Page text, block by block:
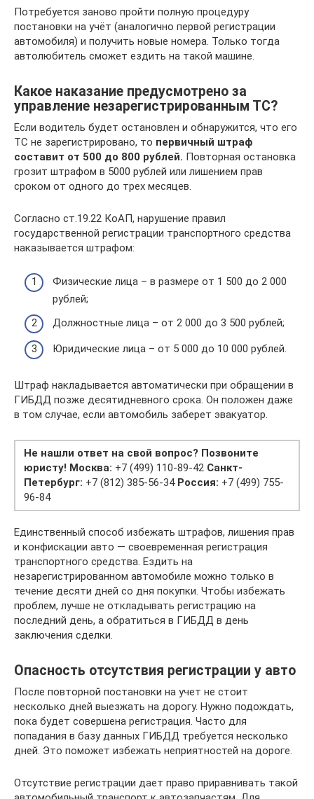
Потребуется заново пройти полную процедуру
постановки на учёт (аналогично первой регистрации
автомобиля) и получить новые номера. Только тогда
автолюбитель сможет ездить на такой машине.
Какое наказание предусмотрено за
управление незарегистрированным ТС?
Если водитель будет остановлен и обнаружится, что его
ТС не зарегистрировано, то первичный штраф
составит от 500 до 800 рублей. Повторная остановка
грозит штрафом в 5000 рублей или лишением прав
сроком от одного до трех месяцев.
Согласно ст.19.22 КоАП, нарушение правил
государственной регистрации транспортного средства
наказывается штрафом:
Физические лица – в размере от 1 500 до 2 000
рублей;
Должностные лица – от 2 000 до 3 500 рублей;
Юридические лица – от 5 000 до 10 000 рублей.
Штраф накладывается автоматически при обращении в
ГИБДД позже десятидневного срока. Он положен даже
в том случае, если автомобиль заберет эвакуатор.
Не нашли ответ на свой вопрос? Позвоните
юристу! Москва: +7 (499) 110-89-42 Санкт-
Петербург: +7 (812) 385-56-34 Россия: +7 (499) 755-
96-84
Единственный способ избежать штрафов, лишения прав
и конфискации авто — своевременная регистрация
транспортного средства. Ездить на
незарегистрированном автомобиле можно только в
течение десяти дней со дня покупки. Чтобы избежать
проблем, лучше не откладывать регистрацию на
последний день, а обратиться в ГИБДД в день
заключения сделки.
Опасность отсутствия регистрации у авто
После повторной постановки на учет не стоит
несколько дней выезжать на дорогу. Нужно подождать,
пока будет совершена регистрация. Часто для
попадания в базу данных ГИБДД требуется несколько
дней. Это поможет избежать неприятностей на дороге.
Отсутствие регистрации дает право приравнивать такой